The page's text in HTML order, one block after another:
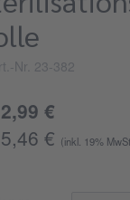
Nr. 23-382
€
€
(inkl. 19%